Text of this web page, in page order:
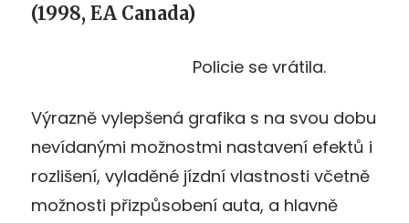
(1998, EA Canada)
Policie se vrátila.
Výrazně vylepšená grafika s na svou dobu
nevídanými možnostmi nastavení efektů i
rozlišení, vyladěné jízdní vlastnosti včetně
možnosti přizpůsobení auta, a hlavně